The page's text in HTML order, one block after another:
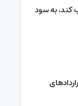
کند، به سود